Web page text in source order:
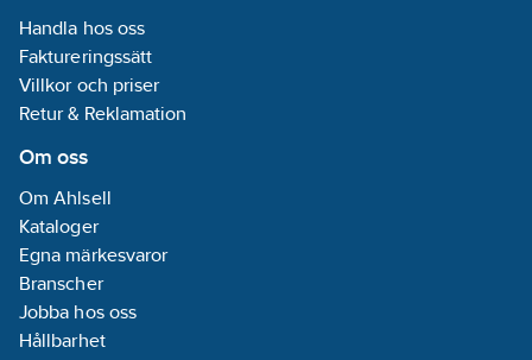
Handla hos oss
Faktureringssätt
Villkor och priser
Retur & Reklamation
Om oss
Om Ahlsell
Kataloger
Egna märkesvaror
Branscher
Jobba hos oss
Hållbarhet